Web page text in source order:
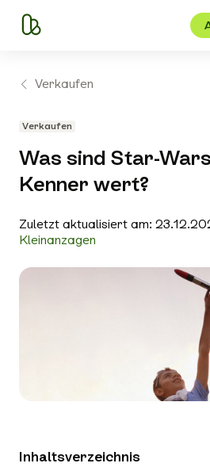
Verkaufen
E-Mail
Verkaufen
Was sind Star-
Kenner wert?
Zuletzt aktualisiert am:
Kleinanzagen
Inhaltsverzeichnis